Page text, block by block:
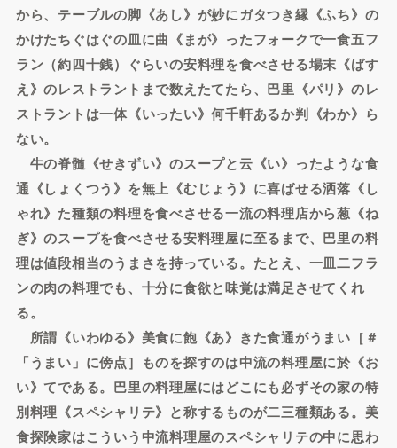
から、テーブルの脚《あし》が妙にガタつき縁《ふち》の
かけたちぐはぐの皿に曲《まが》ったフォークで一食五フ
ラン（約四十銭）ぐらいの安料理を食べさせる場末《ばす
え》のレストラントまで数えたてたら、巴里《パリ》のレ
ストラントは一体《いったい》何千軒あるか判《わか》ら
ない。
牛の脊髄《せきずい》のスープと云《い》ったような食
通《しょくつう》を無上《むじょう》に喜ばせる洒落《し
ゃれ》た種類の料理を食べさせる一流の料理店から葱《ね
ぎ》のスープを食べさせる安料理屋に至るまで、巴里の料
理は値段相当のうまさを持っている。たとえ、一皿二フラ
ンの肉の料理でも、十分に食欲と味覚は満足させてくれ
る。
所謂《いわゆる》美食に飽《あ》きた食通がうまい［＃
「うまい」に傍点］ものを探すのは中流の料理屋に於《お
い》てである。巴里の料理屋にはどこにも必ずその家の特
別料理《スペシャリテ》と称するものが二三種類ある。美
食探険家はこういう中流料理屋のスペシャリテの中に思わ